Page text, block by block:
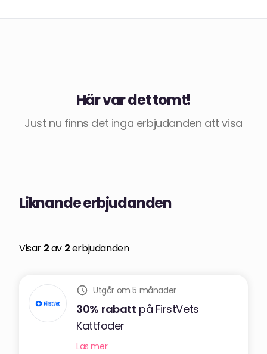
Här var det tomt!
Just nu finns det inga erbjudanden att visa
Liknande erbjudanden
Visar 2av 2erbjudanden
Utgår om 5 månader
30% rabatt på FirstVets
Kattfoder
Läs mer